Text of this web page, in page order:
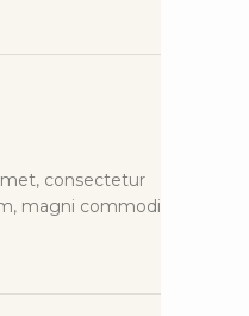
consectetur
magni commodi